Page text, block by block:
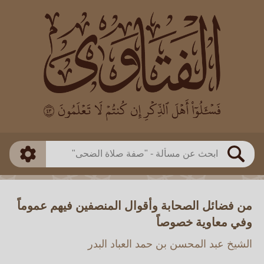
بحث
العالم
بن باز
بن العثيمين
اللجنة الدائمة
طريقة البحث
ذكي
من فضائل الصحابة وأقوال المنصفين فيهم عموماً
وفي معاوية خصوصاً
الشيخ عبد المحسن بن حمد العباد البدر